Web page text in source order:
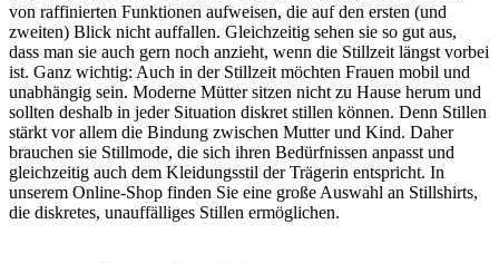
von raffinierten Funktionen aufweisen, die auf den ersten (und
zweiten) Blick nicht auffallen. Gleichzeitig sehen sie so gut aus,
dass man sie auch gern noch anzieht, wenn die Stillzeit längst vorbei
ist. Ganz wichtig: Auch in der Stillzeit möchten Frauen mobil und
unabhängig sein. Moderne Mütter sitzen nicht zu Hause herum und
sollten deshalb in jeder Situation diskret stillen können. Denn Stillen
stärkt vor allem die Bindung zwischen Mutter und Kind. Daher
brauchen sie Stillmode, die sich ihren Bedürfnissen anpasst und
gleichzeitig auch dem Kleidungsstil der Trägerin entspricht. In
unserem Online-Shop finden Sie eine große Auswahl an Stillshirts,
die diskretes, unauffälliges Stillen ermöglichen.